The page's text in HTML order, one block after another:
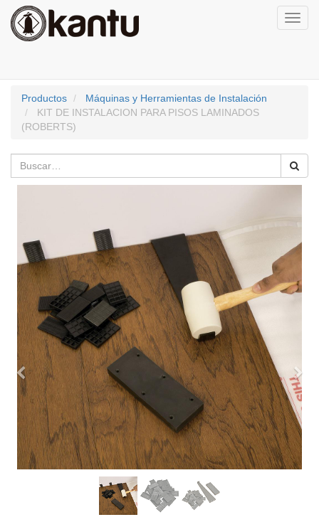
Productos
Máquinas y Herramientas de Instalación
KIT DE INSTALACION PARA PISOS LAMINADOS
(ROBERTS)
Previo